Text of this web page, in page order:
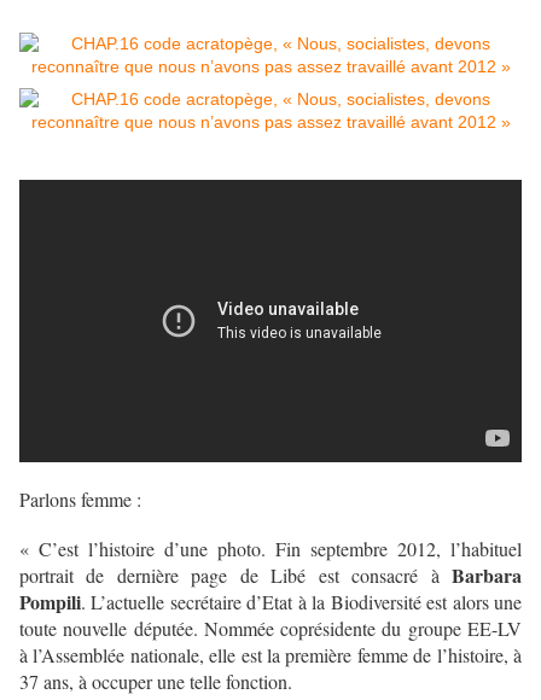
Parlons femme :
« C’est l’histoire d’une photo. Fin septembre 2012, l’habituel
portrait de dernière page de Libé est consacré à Barbara
Pompili. L’actuelle secrétaire d’Etat à la Biodiversité est alors une
toute nouvelle députée. Nommée coprésidente du groupe EE-LV
à l’Assemblée nationale, elle est la première femme de l’histoire, à
37 ans, à occuper une telle fonction.